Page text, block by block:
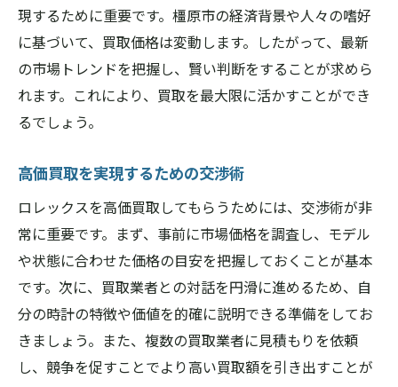
買取経験をスムーズに進めるための心構え
期待を上回るための買取成功事例
取引後に満足感を得るためのポイント
長期的な信頼関係を築くための秘訣
現するために重要です。橿原市の経済背景や人々の嗜好
に基づいて、買取価格は変動します。したがって、最新
の市場トレンドを把握し、賢い判断をすることが求めら
れます。これにより、買取を最大限に活かすことができ
るでしょう。
高価買取を実現するための交渉術
ロレックスを高価買取してもらうためには、交渉術が非
常に重要です。まず、事前に市場価格を調査し、モデル
や状態に合わせた価格の目安を把握しておくことが基本
です。次に、買取業者との対話を円滑に進めるため、自
分の時計の特徴や価値を的確に説明できる準備をしてお
きましょう。また、複数の買取業者に見積もりを依頼
し、競争を促すことでより高い買取額を引き出すことが